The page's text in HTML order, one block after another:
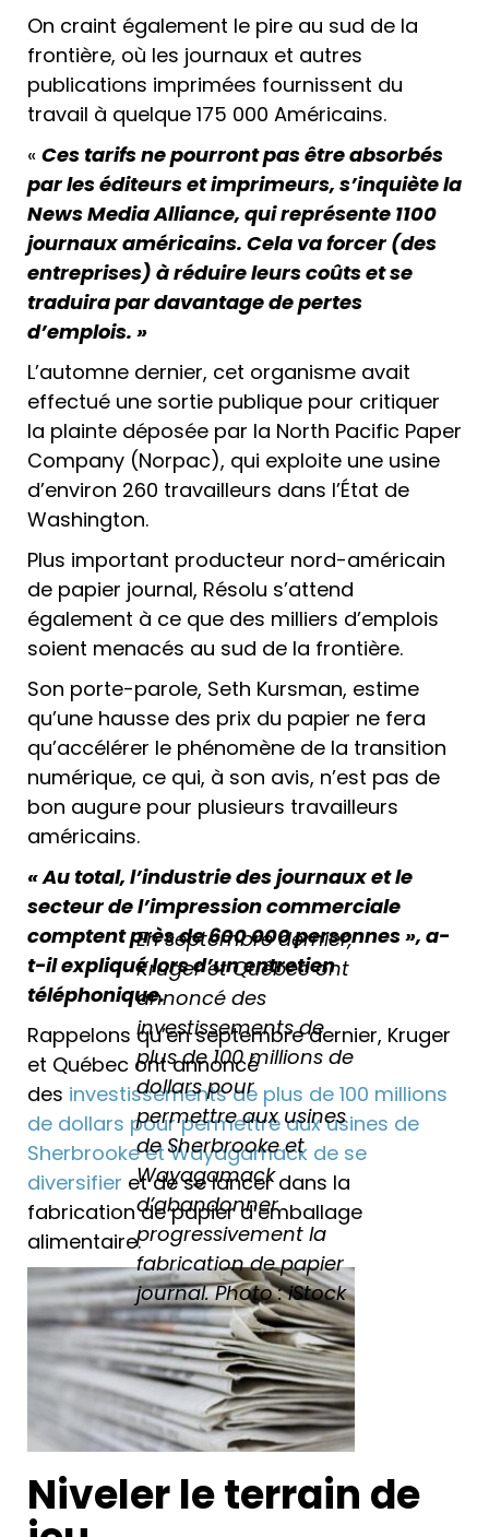
On craint également le pire au sud de la
frontière, où les journaux et autres
publications imprimées fournissent du
travail à quelque 175 000 Américains.
« Ces tarifs ne pourront pas être absorbés
par les éditeurs et imprimeurs, s’inquiète la
News Media Alliance, qui représente 1100
journaux américains. Cela va forcer (des
entreprises) à réduire leurs coûts et se
traduira par davantage de pertes
d’emplois. »
L’automne dernier, cet organisme avait
effectué une sortie publique pour critiquer
la plainte déposée par la North Pacific Paper
Company (Norpac), qui exploite une usine
d’environ 260 travailleurs dans l’État de
Washington.
Plus important producteur nord-américain
de papier journal, Résolu s’attend
également à ce que des milliers d’emplois
soient menacés au sud de la frontière.
Son porte-parole, Seth Kursman, estime
qu’une hausse des prix du papier ne fera
qu’accélérer le phénomène de la transition
numérique, ce qui, à son avis, n’est pas de
bon augure pour plusieurs travailleurs
américains.
« Au total, l’industrie des journaux et le
secteur de l’impression commerciale
comptent près de 600 000 personnes », a-
t-il expliqué lors d’un entretien
téléphonique.
Rappelons qu’en septembre dernier, Kruger
et Québec ont annoncé
des investissements de plus de 100 millions
de dollars pour permettre aux usines de
Sherbrooke et Wayagamack de se
diversifier et de se lancer dans la
fabrication de papier d’emballage
alimentaire.
En septembre dernier,
Kruger et Québec ont
annoncé des
investissements de
plus de 100 millions de
dollars pour
permettre aux usines
de Sherbrooke et
Wayagamack
d’abandonner
progressivement la
fabrication de papier
journal. Photo : iStock
Niveler le terrain de